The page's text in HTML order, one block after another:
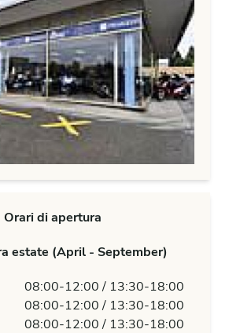
Orari di apertura
estate (April - September)
08:00-12:00 / 13:30-18:00
08:00-12:00 / 13:30-18:00
08:00-12:00 / 13:30-18:00